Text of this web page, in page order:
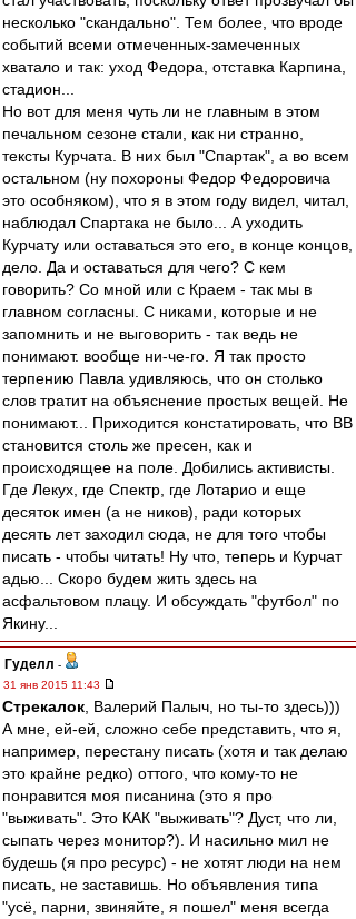
несколько "скандально". Тем более, что вроде
событий всеми отмеченных-замеченных
хватало и так: уход Федора, отставка Карпина,
стадион...
Но вот для меня чуть ли не главным в этом
печальном сезоне стали, как ни странно,
тексты Курчата. В них был "Спартак", а во всем
остальном (ну похороны Федор Федоровича
это особняком), что я в этом году видел, читал,
наблюдал Спартака не было... А уходить
Курчату или оставаться это его, в конце концов,
дело. Да и оставаться для чего? С кем
говорить? Со мной или с Краем - так мы в
главном согласны. С никами, которые и не
запомнить и не выговорить - так ведь не
понимают. вообще ни-че-го. Я так просто
терпению Павла удивляюсь, что он столько
слов тратит на объяснение простых вещей. Не
понимают... Приходится констатировать, что ВВ
становится столь же пресен, как и
происходящее на поле. Добились активисты.
Где Лекух, где Спектр, где Лотарио и еще
десяток имен (а не ников), ради которых
десять лет заходил сюда, не для того чтобы
писать - чтобы читать! Ну что, теперь и Курчат
адью... Скоро будем жить здесь на
асфальтовом плацу. И обсуждать "футбол" по
Якину...
Гуделл -
31 янв 2015 11:43
Стрекалок , Валерий Палыч, но ты-то здесь)))
А мне, ей-ей, сложно себе представить, что я,
например, перестану писать (хотя и так делаю
это крайне редко) оттого, что кому-то не
понравится моя писанина (это я про
"выживать". Это КАК "выживать"? Дуст, что ли,
сыпать через монитор?). И насильно мил не
будешь (я про ресурс) - не хотят люди на нем
писать, не заставишь. Но объявления типа
"усё, парни, звиняйте, я пошел" меня всегда